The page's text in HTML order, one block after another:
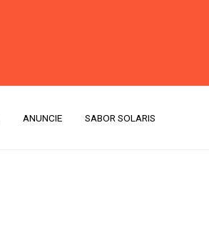
ANUNCIE SABOR SOLARIS